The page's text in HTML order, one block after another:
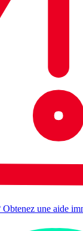
une aide